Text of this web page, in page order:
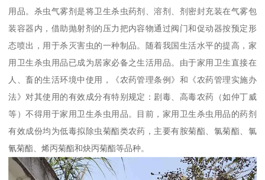
用品。杀虫气雾剂是将卫生杀虫药剂、溶剂、剂密封充装在气雾包
装容器内，借助抛射剂的压力把内容物通过阀门和促动器按预定形
态喷出，用于杀灭害虫的一种制品。随着我国生活水平的提高，家
用卫生杀虫用品已成为居家必备之生活用品。由于家用卫生直接在
人、畜的生活环境中使用，《农药管理条例》和《农药管理实施办
法》对其使用的有效成分有特别规定：剧毒、高毒农药（如仲丁威
等）不得用于家用卫生杀虫用品。目前，家用卫生杀虫用品的药剂
有效成份均为低毒拟除虫菊酯类农药，主要有胺菊酯、氯菊酯、氯
氰菊酯、烯丙菊酯和炔丙菊酯等品种。